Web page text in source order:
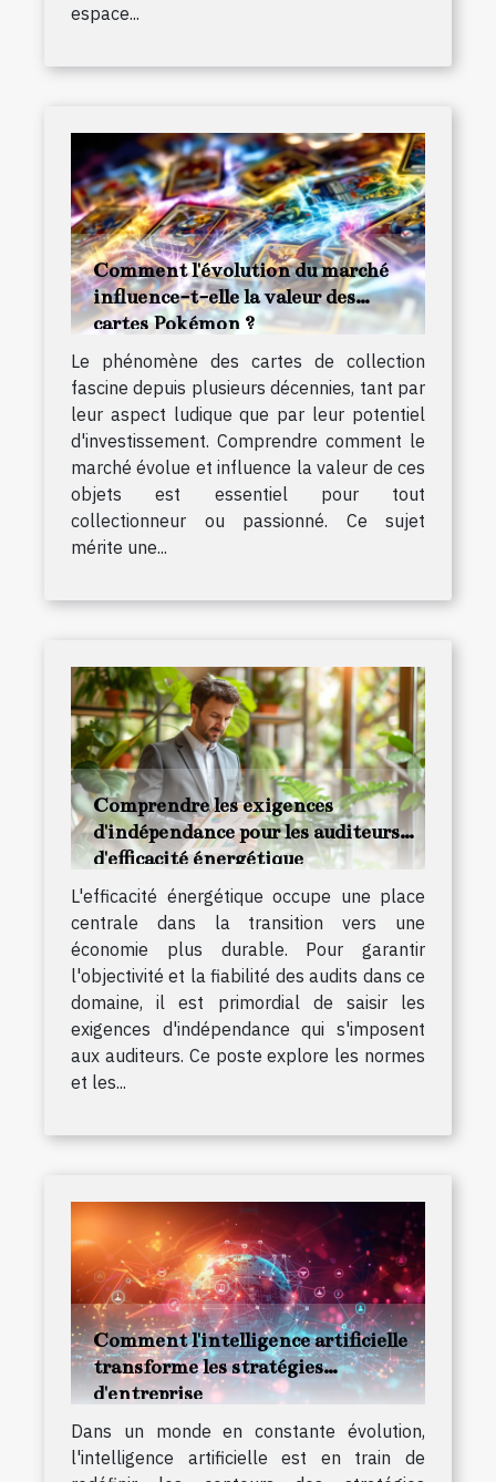
espace...
Comment l'évolution du marché
influence-t-elle la valeur des
cartes Pokémon ?
Le phénomène des cartes de collection
fascine depuis plusieurs décennies, tant par
leur aspect ludique que par leur potentiel
d'investissement. Comprendre comment le
marché évolue et influence la valeur de ces
objets est essentiel pour tout
collectionneur ou passionné. Ce sujet
mérite une...
Comprendre les exigences
d'indépendance pour les auditeurs
d'efficacité énergétique
L'efficacité énergétique occupe une place
centrale dans la transition vers une
économie plus durable. Pour garantir
l'objectivité et la fiabilité des audits dans ce
domaine, il est primordial de saisir les
exigences d'indépendance qui s'imposent
aux auditeurs. Ce poste explore les normes
et les...
Comment l'intelligence artificielle
transforme les stratégies
d'entreprise
Dans un monde en constante évolution,
l'intelligence artificielle est en train de